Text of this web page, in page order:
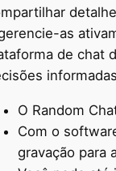
as
de chat
O Random
Com o
gravação para